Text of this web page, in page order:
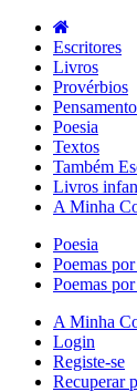
Escritores
Livros
Provérbios
Poesia
Textos
Também
Livros
A Minha
Poesia
Poemas
Poemas
A Minha
Login
Registe-se
Recuperar